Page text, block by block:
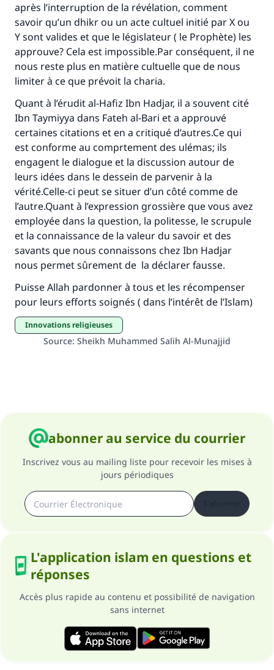
après l’interruption de la révélation, comment
savoir qu’un dhikr ou un acte cultuel initié par X ou
Y sont valides et que le législateur ( le Prophète) les
approuve? Cela est impossible.Par conséquent, il ne
nous reste plus en matière cultuelle que de nous
limiter à ce que prévoit la charia.
Quant à l’érudit al-Hafiz Ibn Hadjar, il a souvent cité
Ibn Taymiyya dans Fateh al-Bari et a approuvé
certaines citations et en a critiqué d’autres.Ce qui
est conforme au comprtement des ulémas; ils
engagent le dialogue et la discussion autour de
leurs idées dans le dessein de parvenir à la
vérité.Celle-ci peut se situer d’un côté comme de
l’autre.Quant à l’expression grossière que vous avez
employée dans la question, la politesse, le scrupule
et la connaissance de la valeur du savoir et des
savants que nous connaissons chez Ibn Hadjar
nous permet sûrement de la déclarer fausse.
Puisse Allah pardonner à tous et les récompenser
pour leurs efforts soignés ( dans l’intérêt de l’Islam)
innovations religieuses
Source: Sheikh Muhammed Salih Al-Munajjid
abonner au service du courrier
Inscrivez vous au mailing liste pour recevoir les mises à
jours périodiques
L'application islam en questions et
réponses
Accès plus rapide au contenu et possibilité de navigation
sans internet